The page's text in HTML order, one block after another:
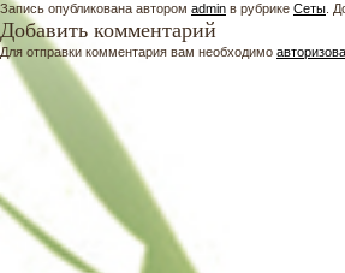
Запись опубликована автором admin в рубрике Сеты .
Добавить комментарий
Для отправки комментария вам необходимо